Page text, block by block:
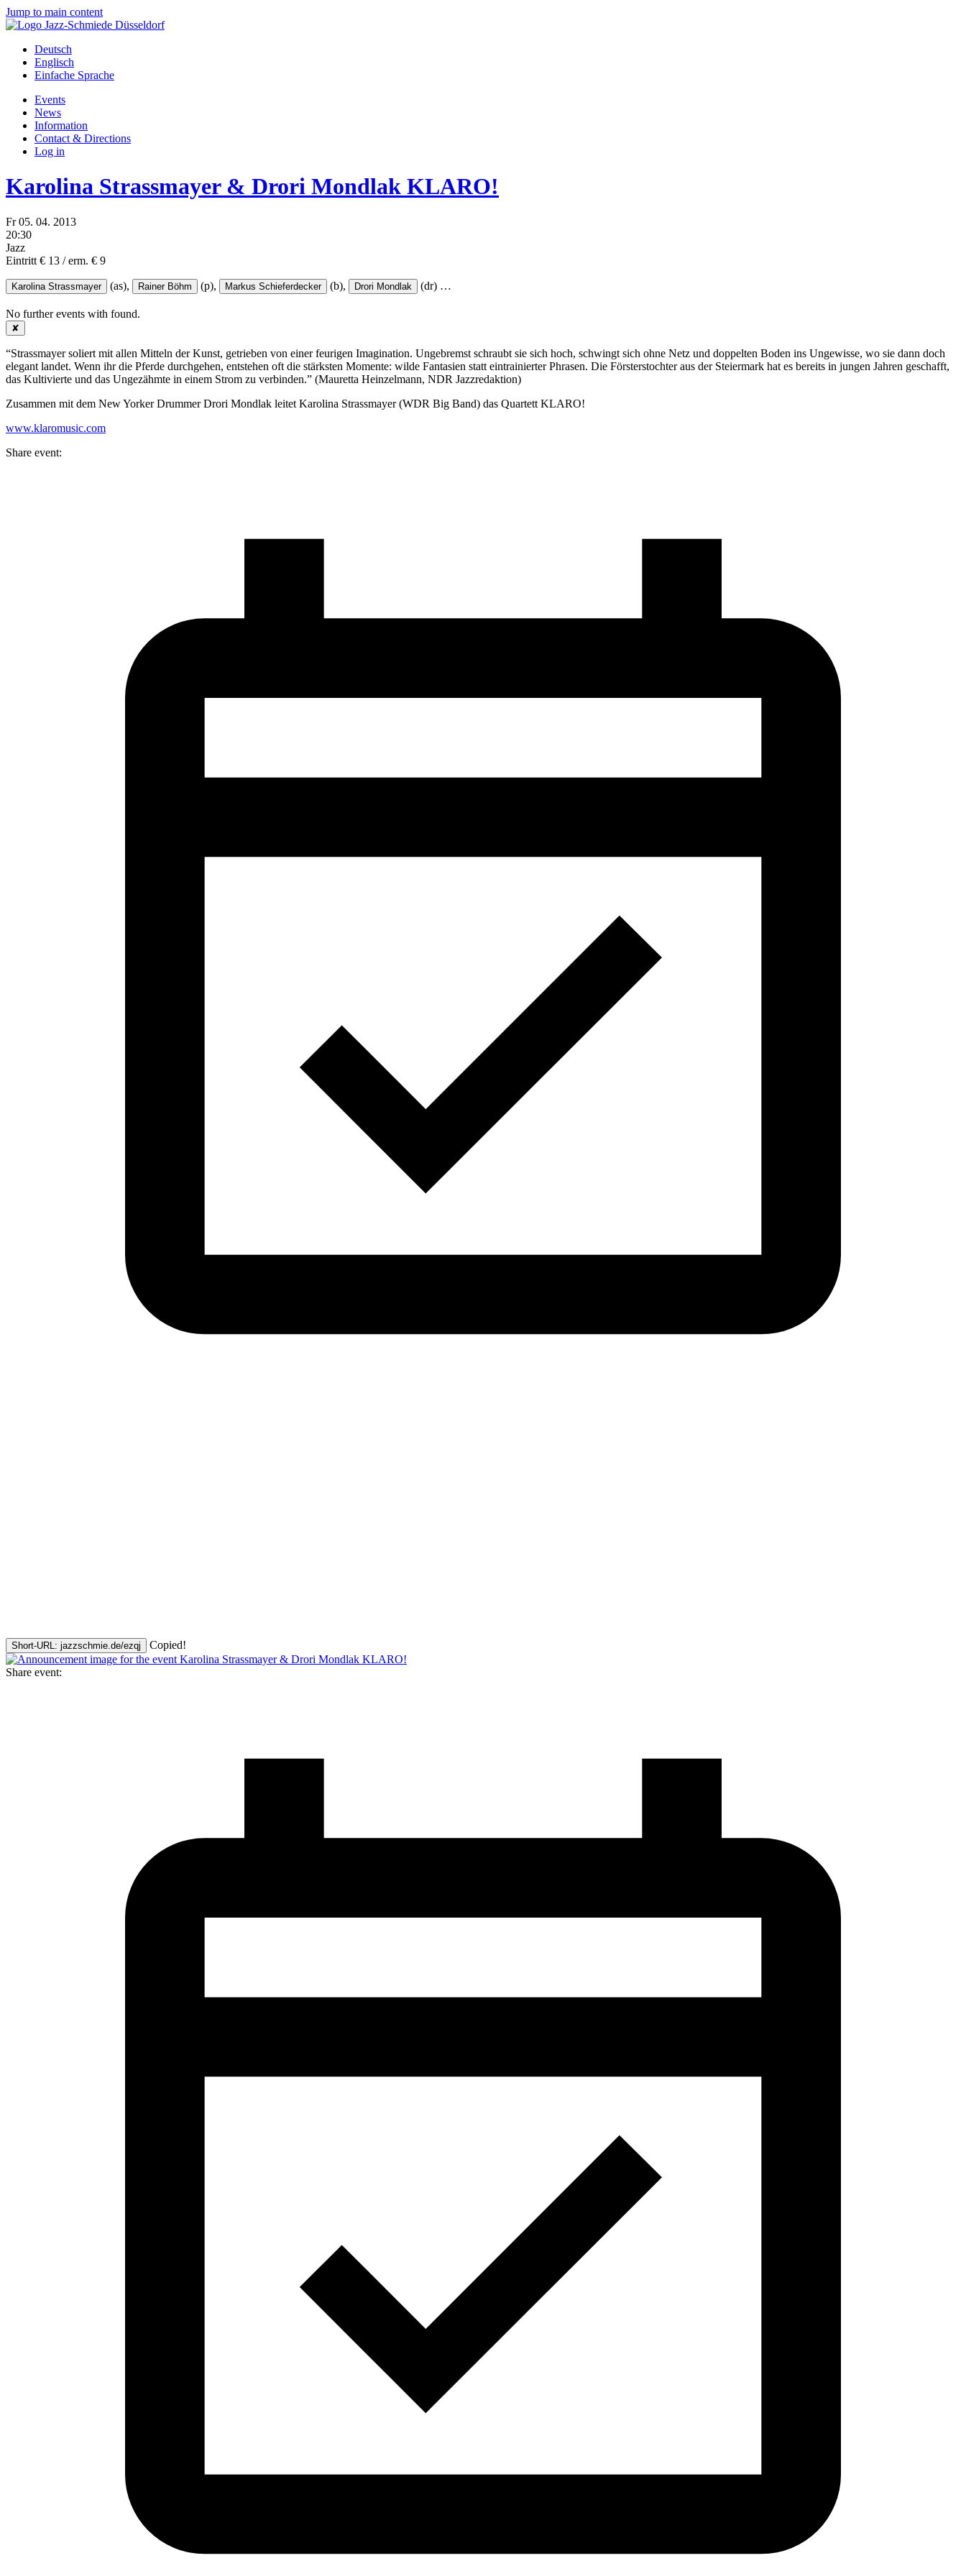
Jump to main content
Deutsch
Englisch
Einfache Sprache
Events
News
Information
Contact & Directions
Log in
Karolina Strassmayer & Drori Mondlak KLARO!
Fr 05. 04. 2013
20:30
Jazz
Eintritt € 13 / erm. € 9
Karolina Strassmayer (as), Rainer Böhm (p), Markus Schieferdecker (b), Drori Mondlak (dr) …
No further events with found.
✘
“Strassmayer soliert mit allen Mitteln der Kunst, getrieben von einer feurigen Imagination. Ungebremst schraubt sie sich hoch, schwingt sich ohne Netz und doppelten Boden ins Ungewisse, wo sie dann doch
elegant landet. Wenn ihr die Pferde durchgehen, entstehen oft die stärksten Momente: wilde Fantasien statt eintrainierter Phrasen. Die Försterstochter aus der Steiermark hat es bereits in jungen Jahren geschafft,
das Kultivierte und das Ungezähmte in einem Strom zu verbinden.” (Mauretta Heinzelmann, NDR Jazzredaktion)
Zusammen mit dem New Yorker Drummer Drori Mondlak leitet Karolina Strassmayer (WDR Big Band) das Quartett KLARO!
www.klaromusic.com
Share event:
Short-URL: jazzschmie.de/ezqj Copied!
Share event: